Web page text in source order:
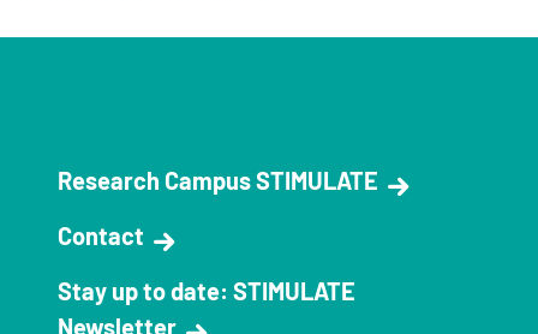
Research Campus STIMULATE
Contact
Stay up to date: STIMULATE
Newsletter